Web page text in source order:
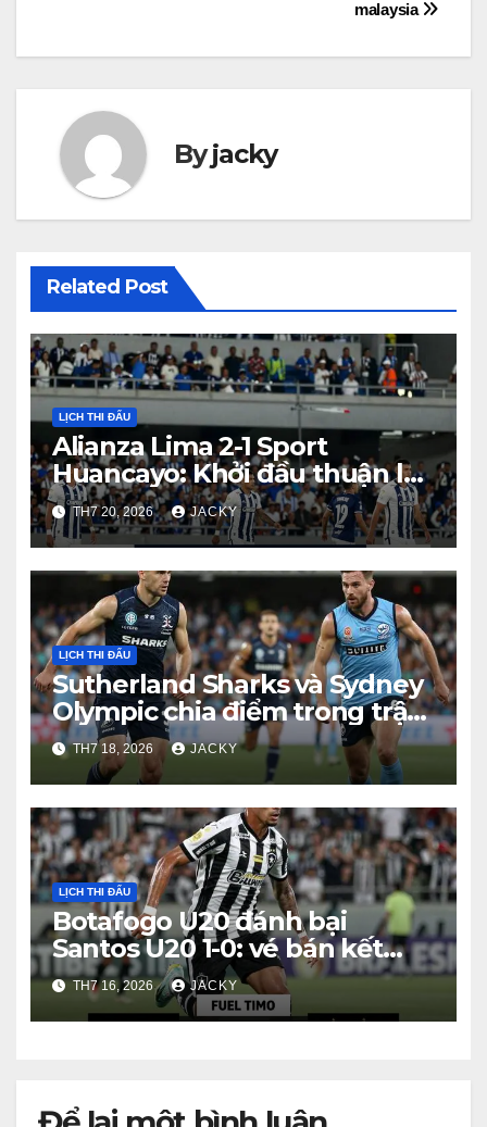
viết
malaysia
Byjacky
Related Post
LỊCH THI ĐẤU
Alianza Lima 2-1 Sport
Huancayo: Khởi đầu thuận lợi
cho đội chủ nhà tại Clausura
TH7 20, 2026 JACKY
LỊCH THI ĐẤU
Sutherland Sharks và Sydney
Olympic chia điểm trong trận
hòa 1-1
TH7 18, 2026 JACKY
LỊCH THI ĐẤU
Botafogo U20 đánh bại
Santos U20 1-0: vé bán kết
Brasileiro U20 A sau trận tứ
kết nghẹt thở
TH7 16, 2026 JACKY